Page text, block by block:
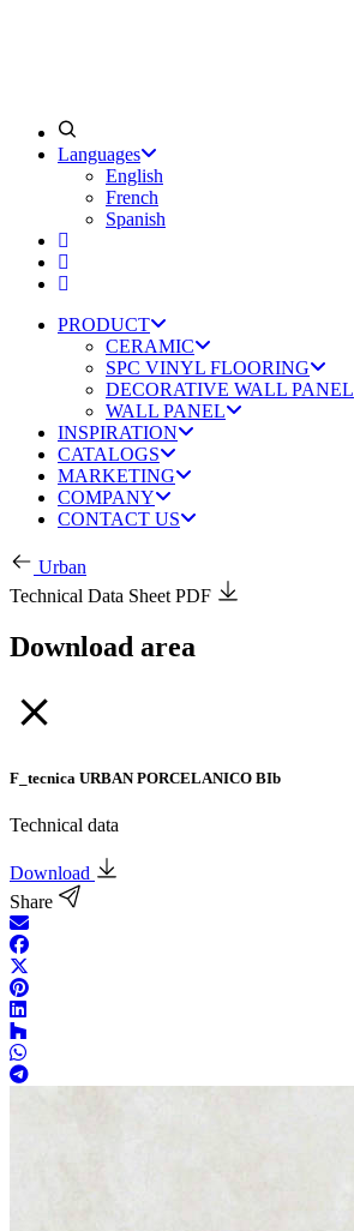
Languages
English
French
Spanish
PRODUCT
CERAMIC
SPC VINYL FLOORING
DECORATIVE WALL PANEL
WALL PANEL
INSPIRATION
CATALOGS
MARKETING
COMPANY
CONTACT US
Urban
Technical Data Sheet PDF
Download area
F_tecnica URBAN PORCELANICO BIb
Technical data
Download
Share